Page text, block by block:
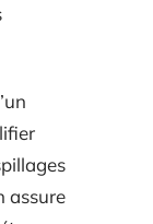
assure